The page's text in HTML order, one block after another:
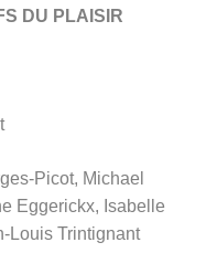
DU PLAISIR
Picot, Michael
Eggerickx, Isabelle
Louis Trintignant